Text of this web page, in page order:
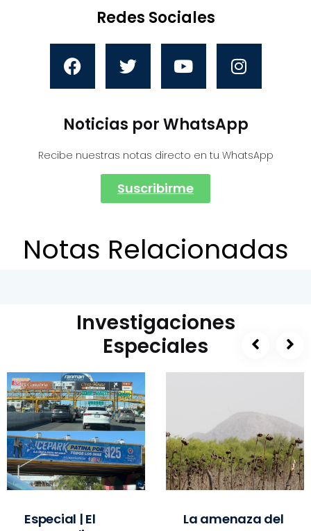
Redes Sociales
Noticias por WhatsApp
Recibe nuestras notas directo en tu WhatsApp
Suscribirme
Notas Relacionadas
Investigaciones
Especiales
Especial | El
La amenaza del